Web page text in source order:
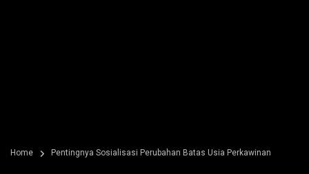
Home Pentingnya Sosialisasi Perubahan Batas Usia Perkawinan